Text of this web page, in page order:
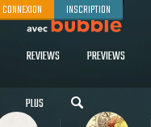
CONNEXION INSCRIPTION
REVIEWS PREVIEWS
PLUS